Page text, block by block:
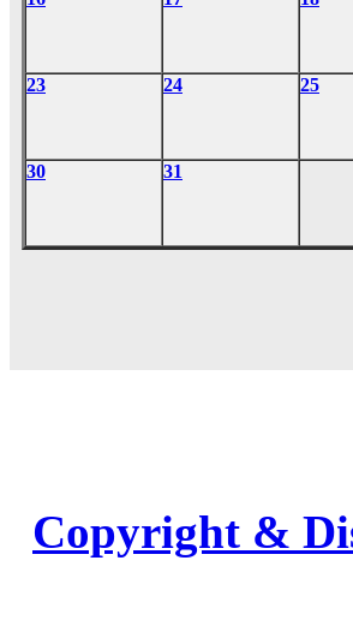
23 24 25
30 31
Copyright &